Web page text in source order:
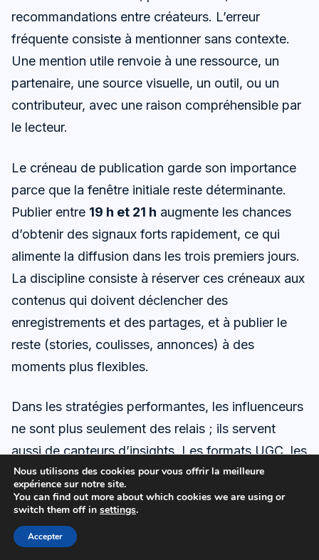
recommandations entre créateurs. L’erreur
fréquente consiste à mentionner sans contexte.
Une mention utile renvoie à une ressource, un
partenaire, une source visuelle, un outil, ou un
contributeur, avec une raison compréhensible par
le lecteur.
Le créneau de publication garde son importance
parce que la fenêtre initiale reste déterminante.
Publier entre 19 h et 21 h augmente les chances
d’obtenir des signaux forts rapidement, ce qui
alimente la diffusion dans les trois premiers jours.
La discipline consiste à réserver ces créneaux aux
contenus qui doivent déclencher des
enregistrements et des partages, et à publier le
reste (stories, coulisses, annonces) à des
moments plus flexibles.
Dans les stratégies performantes, les influenceurs
ne sont plus seulement des relais ; ils servent
aussi de capteurs d’insights. Les formats UGC, les
retours en commentaires, les objections et les
demandes récurrentes deviennent un matériau de
production. Ce circuit court est compatible avec
l’algorithme, parce qu’il produit des contenus
Nous utilisons des cookies pour vous offrir la meilleure
expérience sur notre site.
You can find out more about which cookies we are using or
switch them off in settings.
Accepter